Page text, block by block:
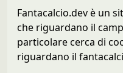
Fantacalcio.dev è un
che riguardano il
particolare cerca di
riguardano il